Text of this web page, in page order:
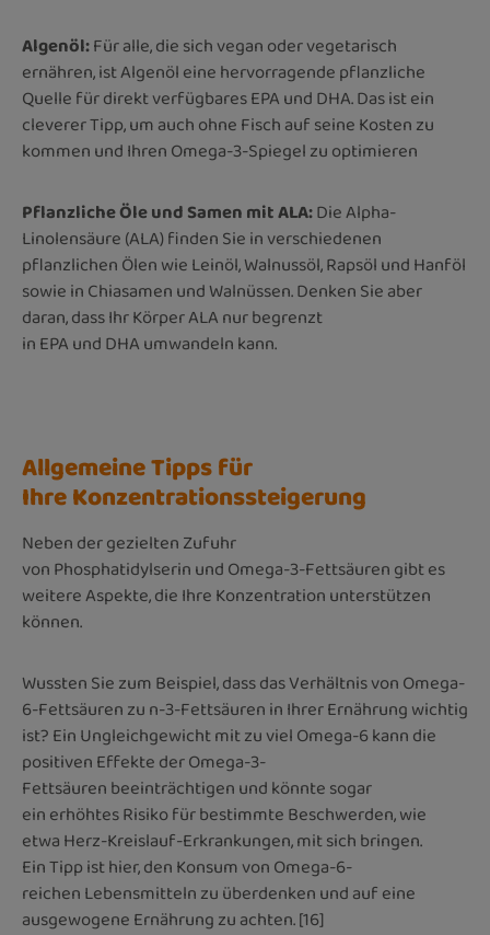
Algenöl:Für alle, die sich vegan oder vegetarisch
ernähren, ist Algenöl eine hervorragende pflanzliche
Quelle für direkt verfügbares EPA und DHA. Das ist ein
cleverer Tipp, um auch ohne Fisch auf seine Kosten zu
kommen und Ihren Omega-3-Spiegel zu optimieren
Pflanzliche Öle und Samen mit ALA:Die Alpha-
Linolensäure (ALA) finden Sie in verschiedenen
pflanzlichen Ölen wie Leinöl, Walnussöl, Rapsöl und Hanföl
sowie in Chiasamen und Walnüssen. Denken Sie aber
daran, dass Ihr Körper ALA nur begrenzt
in EPA und DHA umwandeln kann.
Allgemeine Tipps für
Ihre Konzentrationssteigerung
Neben der gezielten Zufuhr
von Phosphatidylserin und Omega-3-Fettsäuren gibt es
weitere Aspekte, die Ihre Konzentration unterstützen
können.
Wussten Sie zum Beispiel, dass das Verhältnis von Omega-
6-Fettsäuren zu n-3-Fettsäuren in Ihrer Ernährung wichtig
ist? Ein Ungleichgewicht mit zu viel Omega-6 kann die
positiven Effekte der Omega-3-
Fettsäuren beeinträchtigen und könnte sogar
ein erhöhtes Risiko für bestimmte Beschwerden, wie
etwa Herz-Kreislauf-Erkrankungen, mit sich bringen.
Ein Tipp ist hier, den Konsum von Omega-6-
reichen Lebensmitteln zu überdenken und auf eine
ausgewogene Ernährung zu achten. [16]